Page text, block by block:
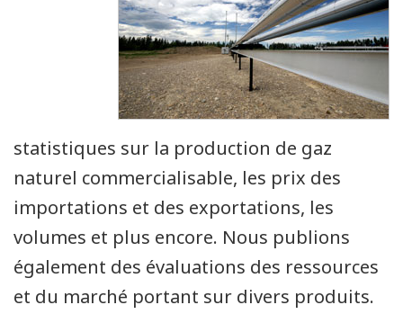
statistiques sur la production de gaz
naturel commercialisable, les prix des
importations et des exportations, les
volumes et plus encore. Nous publions
également des évaluations des ressources
et du marché portant sur divers produits.